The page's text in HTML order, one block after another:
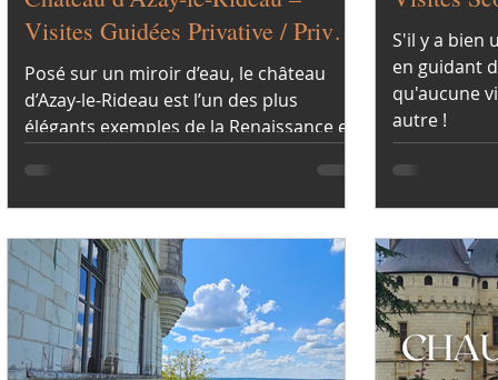
Visites Guidées Privative / Private
Guided Tours
Posé sur un miroir d’eau, le château
d’Azay-le-Rideau est l’un des plus
élégants exemples de la Renaissance en
mêle traditions françaises et influences
italiennes dans une architecture
raffinée.
S'il y a bien
en guidant
qu'aucune
autre !